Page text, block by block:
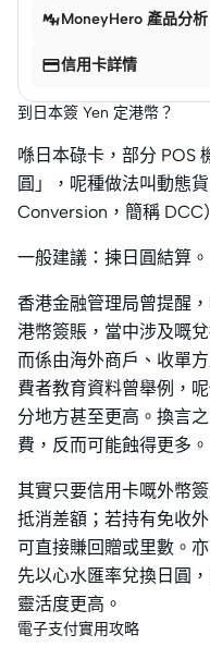
MoneyHero 產品分析
信用卡詳情
到日本簽 Yen 定港幣？
喺日本碌卡，部分 POS
圓」，呢種做法叫動態
Conversion，簡稱 DCC
一般建議：揀日圓結算。
香港金融管理局曾提醒
港幣簽賬，當中涉及嘅
而係由海外商戶、收單
費者教育資料曾舉例，
分地方甚至更高。換言
費，反而可能蝕得更多。
其實只要信用卡嘅外幣
抵消差額；若持有免收
可直接賺回贈或里數。
先以心水匯率兌換日圓
靈活度更高。
電子支付實用攻略